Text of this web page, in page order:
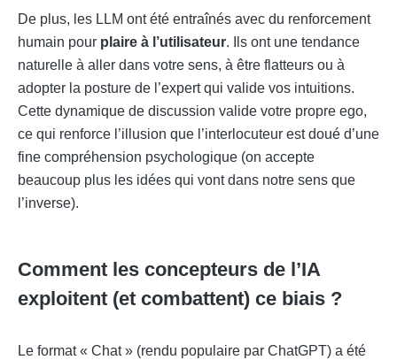
De plus, les LLM ont été entraînés avec du renforcement
humain pour plaire à l’utilisateur. Ils ont une tendance
naturelle à aller dans votre sens, à être flatteurs ou à
adopter la posture de l’expert qui valide vos intuitions.
Cette dynamique de discussion valide votre propre ego,
ce qui renforce l’illusion que l’interlocuteur est doué d’une
fine compréhension psychologique (on accepte
beaucoup plus les idées qui vont dans notre sens que
l’inverse).
Comment les concepteurs de l’IA
exploitent (et combattent) ce biais ?
Le format « Chat » (rendu populaire par ChatGPT) a été